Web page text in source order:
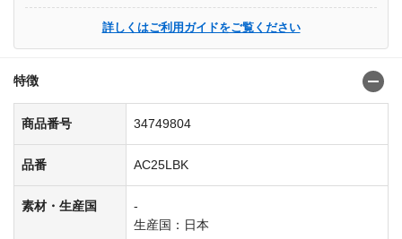
詳しくはご利用ガイドをご覧ください
特徴
商品番号 34749804
品番 AC25LBK
素材・生産国
-
生産国：日本